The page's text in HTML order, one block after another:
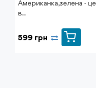
Американка,зелена - це
в..
599 грн